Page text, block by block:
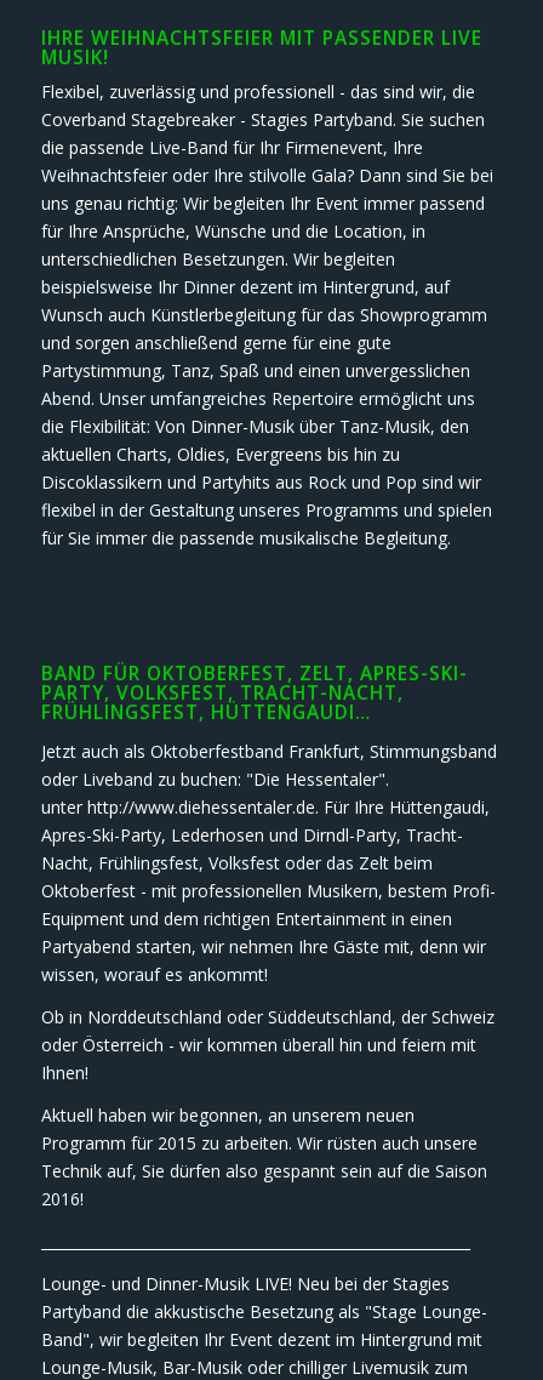
IHRE WEIHNACHTSFEIER MIT PASSENDER LIVE
MUSIK!
Flexibel, zuverlässig und professionell - das sind wir, die
Coverband Stagebreaker - Stagies Partyband. Sie suchen
die passende Live-Band für Ihr Firmenevent, Ihre
Weihnachtsfeier oder Ihre stilvolle Gala? Dann sind Sie bei
uns genau richtig: Wir begleiten Ihr Event immer passend
für Ihre Ansprüche, Wünsche und die Location, in
unterschiedlichen Besetzungen. Wir begleiten
beispielsweise Ihr Dinner dezent im Hintergrund, auf
Wunsch auch Künstlerbegleitung für das Showprogramm
und sorgen anschließend gerne für eine gute
Partystimmung, Tanz, Spaß und einen unvergesslichen
Abend. Unser umfangreiches Repertoire ermöglicht uns
die Flexibilität: Von Dinner-Musik über Tanz-Musik, den
aktuellen Charts, Oldies, Evergreens bis hin zu
Discoklassikern und Partyhits aus Rock und Pop sind wir
flexibel in der Gestaltung unseres Programms und spielen
für Sie immer die passende musikalische Begleitung.
BAND FÜR OKTOBERFEST, ZELT, APRES-SKI-
PARTY, VOLKSFEST, TRACHT-NACHT,
FRÜHLINGSFEST, HÜTTENGAUDI…
Jetzt auch als Oktoberfestband Frankfurt, Stimmungsband
oder Liveband zu buchen: "Die Hessentaler".
unter http://www.diehessentaler.de. Für Ihre Hüttengaudi,
Apres-Ski-Party, Lederhosen und Dirndl-Party, Tracht-
Nacht, Frühlingsfest, Volksfest oder das Zelt beim
Oktoberfest - mit professionellen Musikern, bestem Profi-
Equipment und dem richtigen Entertainment in einen
Partyabend starten, wir nehmen Ihre Gäste mit, denn wir
wissen, worauf es ankommt!
Ob in Norddeutschland oder Süddeutschland, der Schweiz
oder Österreich - wir kommen überall hin und feiern mit
Ihnen!
Aktuell haben wir begonnen, an unserem neuen
Programm für 2015 zu arbeiten. Wir rüsten auch unsere
Technik auf, Sie dürfen also gespannt sein auf die Saison
2016!
Lounge- und Dinner-Musik LIVE! Neu bei der Stagies
Partyband die akkustische Besetzung als "Stage Lounge-
Band", wir begleiten Ihr Event dezent im Hintergrund mit
Lounge-Musik, Bar-Musik oder chilliger Livemusik zum